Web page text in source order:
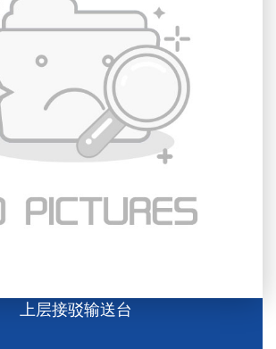
上层接驳输送台